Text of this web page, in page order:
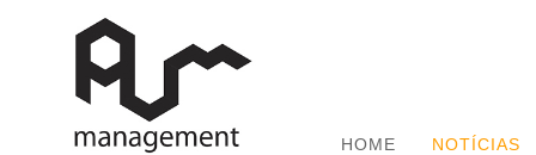
HOME NOTÍCIAS